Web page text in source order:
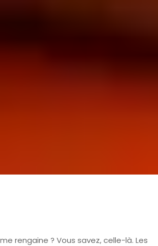
rengaine ? Vous savez, celle-là. Les